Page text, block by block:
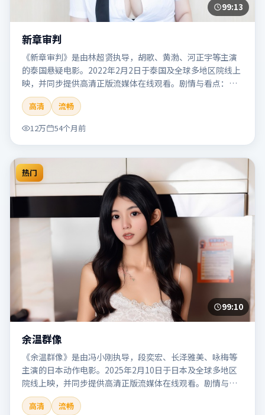
99:13
新章审判
《新章审判》是由林超贤执导，胡歌、黄渤、河正宇等主演
的泰国悬疑电影。2022年2月2日于泰国及全球多地区院线上
映，并同步提供高清正版流媒体在线观看。剧情与看点：悬
念层层推进，线索相互勾连，结局出人意料，适合推理爱好
者。本片适合检索「新章审判」「林超贤」「悬疑」「泰
国」「2022」「2022-02-02上映」等关键词的影迷阅读简介
与主创信息。
高清
流畅
12万
54个月前
热门
99:10
余温群像
《余温群像》是由冯小刚执导，段奕宏、长泽雅美、咏梅等
主演的日本动作电影。2025年2月10日于日本及全球多地区
院线上映，并同步提供高清正版流媒体在线观看。剧情与看
点：动作场面密集，节奏明快，适合喜欢热血追缉与爆破场
面的观众。本片适合检索「余温群像」「冯小刚」「动作」
高清
流畅